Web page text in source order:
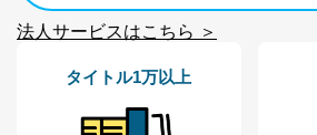
用・提供・管理いたします。
株式会社富士山マガジンサービス
個人情報保護管理者: 経営管理グルー
法人サービスはこちら ＞
タイトル1万以上